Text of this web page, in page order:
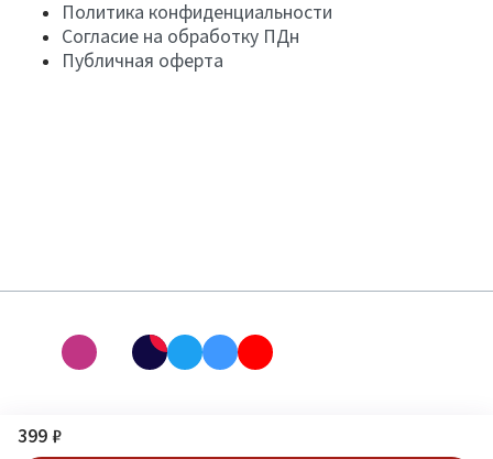
399 ₽
Политика конфиденциальности
Согласие на обработку ПДн
Публичная оферта